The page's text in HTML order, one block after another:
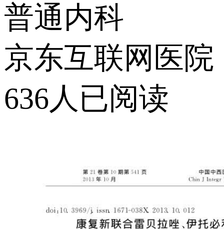
普通内科
京东互联网医院
636人已阅读